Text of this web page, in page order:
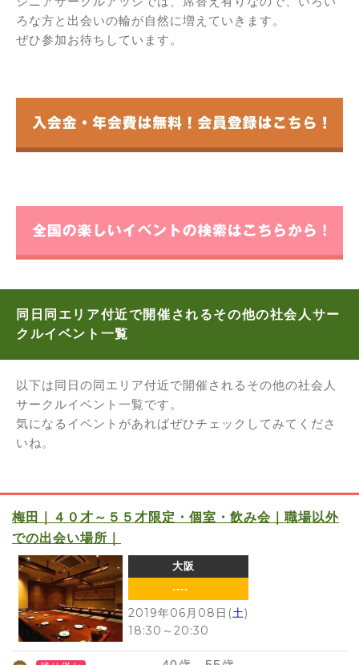
ろな方と出会いの輪が自然に増えていきます。
ぜひ参加お待ちしています。
同日同エリア付近で開催されるその他の社会人サー
クルイベント一覧
以下は同日の同エリア付近で開催されるその他の社会人
サークルイベント一覧です。
気になるイベントがあればぜひチェックしてみてくださ
いね。
梅田｜４０才～５５才限定・個室・飲み会｜職場以外
での出会い場所｜
大阪
----
2019年06月08日(土)
18:30 ～ 20:30